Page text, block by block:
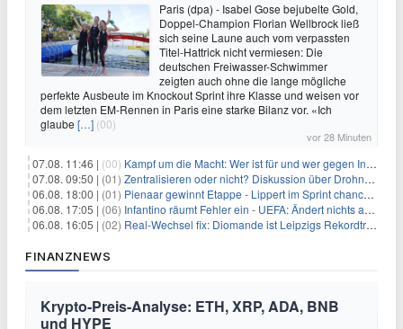
Paris (dpa) - Isabel Gose bejubelte Gold,
Doppel-Champion Florian Wellbrock ließ
sich seine Laune auch vom verpassten
Titel-Hattrick nicht vermiesen: Die
deutschen Freiwasser-Schwimmer
zeigten auch ohne die lange mögliche
perfekte Ausbeute im Knockout Sprint ihre Klasse und weisen vor
dem letzten EM-Rennen in Paris eine starke Bilanz vor. «Ich
glaube […] (00)
vor 28 Minuten
07.08. 11:46 | (00) Kampf um die Macht: Wer ist für und wer gegen Infantino?
07.08. 09:50 | (01) Zentralisieren oder nicht? Diskussion über Drohnenabwehr
06.08. 18:00 | (01) Pienaar gewinnt Etappe - Lippert im Sprint chancenlos
06.08. 17:05 | (06) Infantino räumt Fehler ein - UEFA: Ändert nichts an Boykott
06.08. 16:05 | (02) Real-Wechsel fix: Diomande ist Leipzigs Rekordtransfer
FINANZNEWS
Krypto-Preis-Analyse: ETH, XRP, ADA, BNB
und HYPE